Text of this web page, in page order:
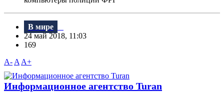
В мире
24 май 2018, 11:03
169
A- A A+
Информационное агентство Turan